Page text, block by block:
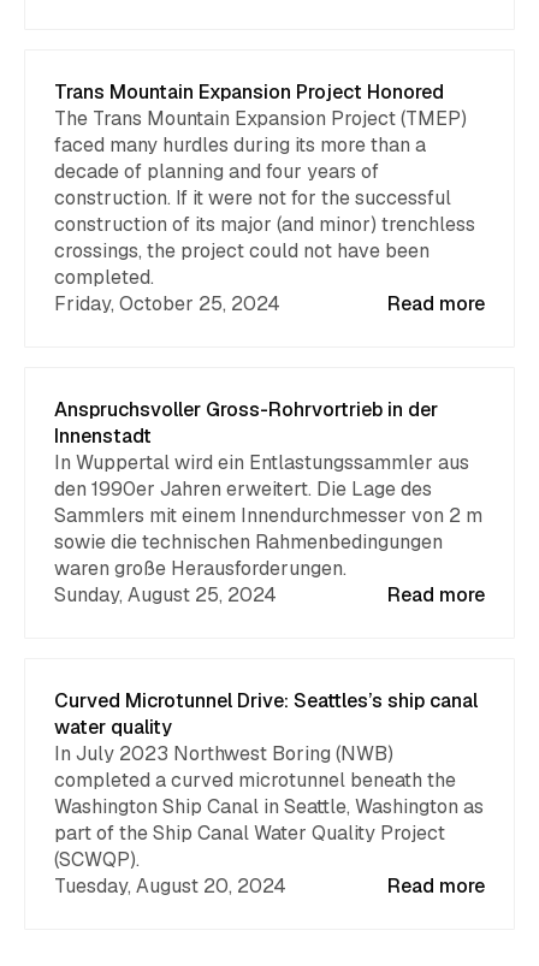
Trans Mountain Expansion Project Honored
The Trans Mountain Expansion Project (TMEP)
faced many hurdles during its more than a
decade of planning and four years of
construction. If it were not for the successful
construction of its major (and minor) trenchless
crossings, the project could not have been
completed.
Friday, October 25, 2024
Read more
Anspruchsvoller Gross-Rohrvortrieb in der
Innenstadt
In Wuppertal wird ein Entlastungssammler aus
den 1990er Jahren erweitert. Die Lage des
Sammlers mit einem Innendurchmesser von 2 m
sowie die technischen Rahmenbedingungen
waren große Herausforderungen.
Sunday, August 25, 2024
Read more
Curved Microtunnel Drive: Seattles’s ship canal
water quality
In July 2023 Northwest Boring (NWB)
completed a curved microtunnel beneath the
Washington Ship Canal in Seattle, Washington as
part of the Ship Canal Water Quality Project
(SCWQP).
Tuesday, August 20, 2024
Read more